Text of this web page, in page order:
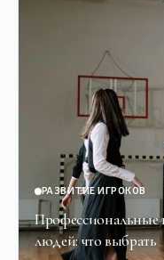
РАЗВИТИЕ ИГРОКОВ
Профессиональные
людей: что выбрать